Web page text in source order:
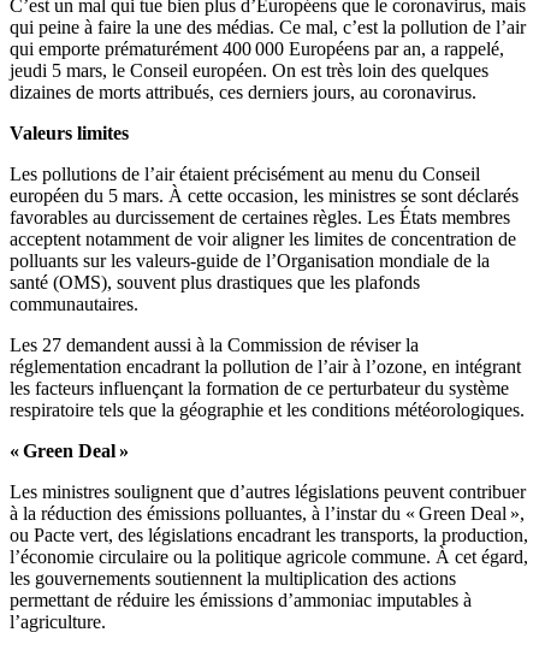
C’est un mal qui tue bien plus d’Européens que le coronavirus, mais
qui peine à faire la une des médias. Ce mal, c’est la pollution de l’air
qui emporte prématurément 400 000 Européens par an, a rappelé,
jeudi 5 mars, le Conseil européen. On est très loin des quelques
dizaines de morts attribués, ces derniers jours, au coronavirus.
Valeurs limites
Les pollutions de l’air étaient précisément au menu du Conseil
européen du 5 mars. À cette occasion, les ministres se sont déclarés
favorables au durcissement de certaines règles. Les États membres
acceptent notamment de voir aligner les limites de concentration de
polluants sur les valeurs-guide de l’Organisation mondiale de la
santé (OMS), souvent plus drastiques que les plafonds
communautaires.
Les 27 demandent aussi à la Commission de réviser la
réglementation encadrant la pollution de l’air à l’ozone, en intégrant
les facteurs influençant la formation de ce perturbateur du système
respiratoire tels que la géographie et les conditions météorologiques.
« Green Deal »
Les ministres soulignent que d’autres législations peuvent contribuer
à la réduction des émissions polluantes, à l’instar du « Green Deal »,
ou Pacte vert, des législations encadrant les transports, la production,
l’économie circulaire ou la politique agricole commune. À cet égard,
les gouvernements soutiennent la multiplication des actions
permettant de réduire les émissions d’ammoniac imputables à
l’agriculture.